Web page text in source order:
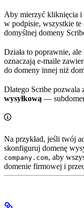
Aby mierzyć kliknięcia i
w podpisie, wszystkie te
domyślnej domeny
Działa to poprawnie,
oznaczają e-maile
do domeny innej niż
Dlatego Scribe pozwala
wysyłkową —
Na przykład, jeśli twój
skonfiguruj domenę
company.com, aby
domenie firmowej i